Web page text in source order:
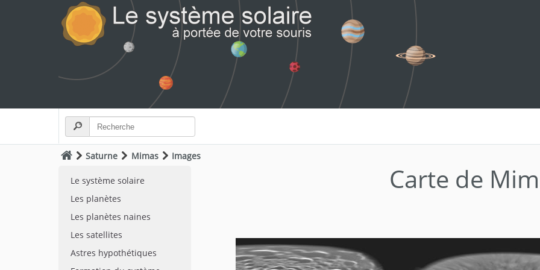
Saturne Mimas Images
Le système solaire
Les planètes
Les planètes naines
Les satellites
Astres hypothétiques
Carte de